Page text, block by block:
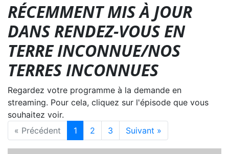
RÉCEMMENT MIS À JOUR
DANS RENDEZ-VOUS EN
TERRE INCONNUE/NOS
TERRES INCONNUES
Regardez votre programme à la demande en
streaming. Pour cela, cliquez sur l'épisode que vous
souhaitez voir.
« Précédent
1 2 3 Suivant »